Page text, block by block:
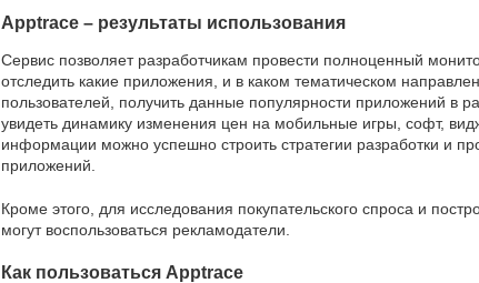
Apptrace – результаты использования
Сервис позволяет разработчикам провести полноценный
отследить какие приложения, и в каком тематическом
пользователей, получить данные популярности приложений в
увидеть динамику изменения цен на мобильные игры, софт,
информации можно успешно строить стратегии разработки и
приложений.
Кроме этого, для исследования покупательского спроса и
могут воспользоваться рекламодатели.
Как пользоваться Apptrace